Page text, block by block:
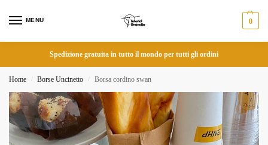
MENU 0
Spedizione gratuita in tutto il mondo per tutti gli ordini
Home / Borse Uncinetto / Borsa cordino swan